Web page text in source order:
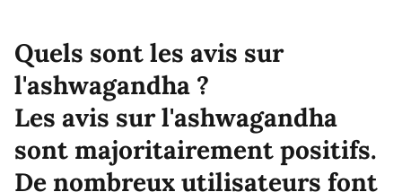
Quels sont les avis sur
l'ashwagandha ?
Les avis sur l'ashwagandha
sont majoritairement positifs.
De nombreux utilisateurs font